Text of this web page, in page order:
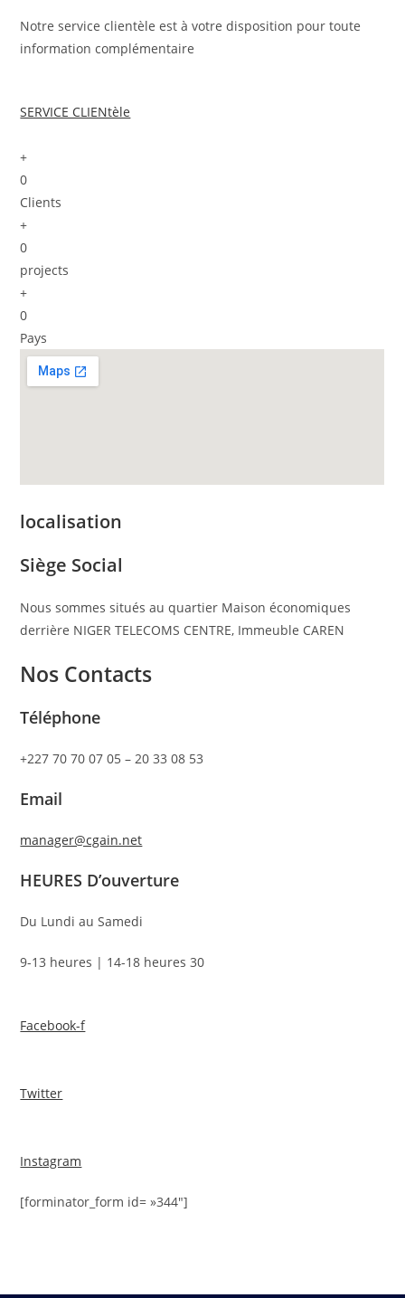
Notre service clientèle est à votre disposition pour toute
information complémentaire
SERVICE CLIENtèle
+
0
Clients
+
0
projects
+
0
Pays
localisation
Siège Social
Nous sommes situés au quartier Maison économiques
derrière NIGER TELECOMS CENTRE, Immeuble CAREN
Nos Contacts
Téléphone
+227 70 70 07 05 – 20 33 08 53
Email
manager@cgain.net
HEURES D’ouverture
Du Lundi au Samedi
9-13 heures | 14-18 heures 30
Facebook-f
Twitter
Instagram
[forminator_form id= »344″]